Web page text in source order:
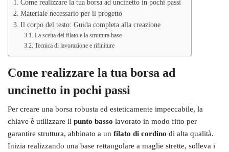
Come realizzare la tua borsa ad uncinetto in pochi passi
Materiale necessario per il progetto
Il corpo del testo: Guida completa alla creazione
La scelta del filato e la struttura base
Tecnica di lavorazione e rifiniture
Come realizzare la tua borsa ad
uncinetto in pochi passi
Per creare una borsa robusta ed esteticamente impeccabile, la
chiave è utilizzare il punto basso lavorato in modo fitto per
garantire struttura, abbinato a un filato di cordino di alta qualità.
Inizia realizzando una base rettangolare a maglie strette, solleva i